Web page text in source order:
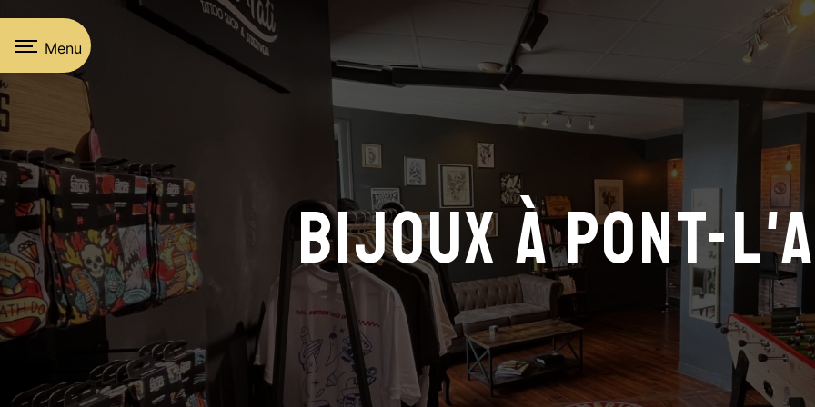
Menu
Bijoux à Pont-
Panneau de gestion des cookies